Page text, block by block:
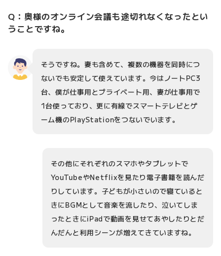
Q：奥様のオンライン会議も途切れなくなったとい
うことですね。
そうですね。妻も含めて、複数の機器を同時につ
ないでも安定して使えています。今はノートPC3
台、僕が仕事用とプライベート用、妻が仕事用で
1台使っており、更に有線でスマートテレビとゲ
ーム機のPlayStationをつないでいます。
その他にそれぞれのスマホやタブレットで
YouTubeやNetflixを見たり電子書籍を読んだ
りしています。子どもが小さいので寝ていると
きにBGMとして音楽を流したり、泣いてしま
ったときにiPadで動画を見せてあやしたりとだ
んだんと利用シーンが増えてきていますね。